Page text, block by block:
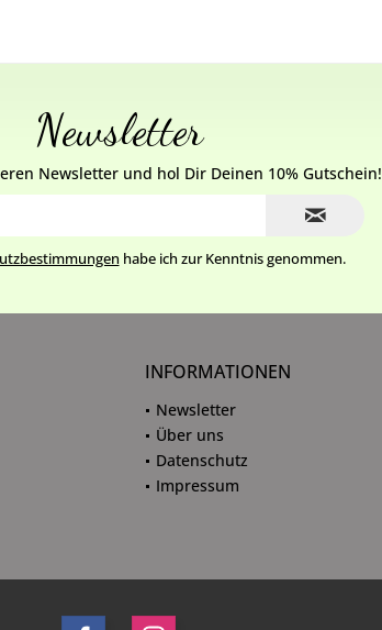
Newsletter
Newsletter und hol Dir Deinen 10% Gutschein!
habe ich zur Kenntnis genommen.
INFORMATIONEN
Newsletter
Über uns
Datenschutz
Impressum